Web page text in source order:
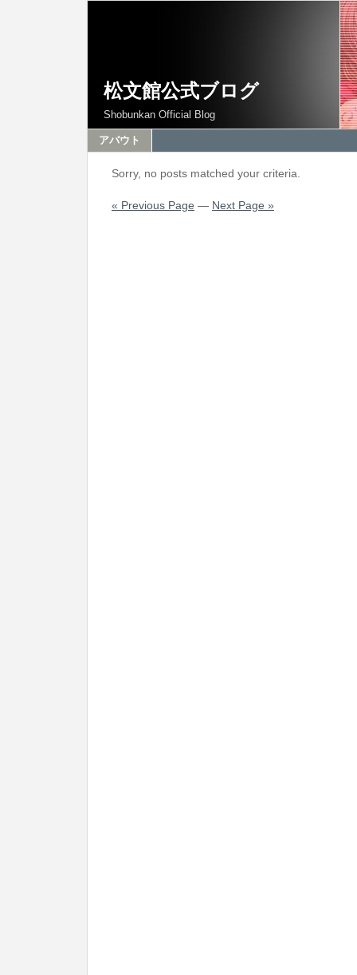
松文館公式ブログ
Shobunkan Official Blog
アバウト
Sorry, no posts matched your criteria.
« Previous Page — Next Page »